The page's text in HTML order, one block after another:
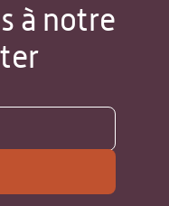
à notre